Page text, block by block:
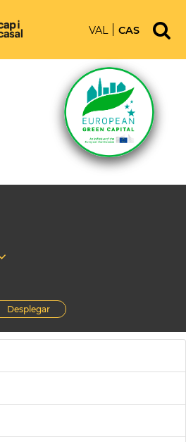
VAL CAS
Desplegar